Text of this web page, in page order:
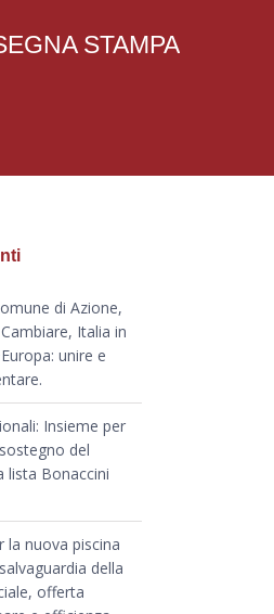
STAMPA
di Azione,
Italia in
unire e
Insieme per
del
lista Bonaccini
la nuova piscina
della
offerta